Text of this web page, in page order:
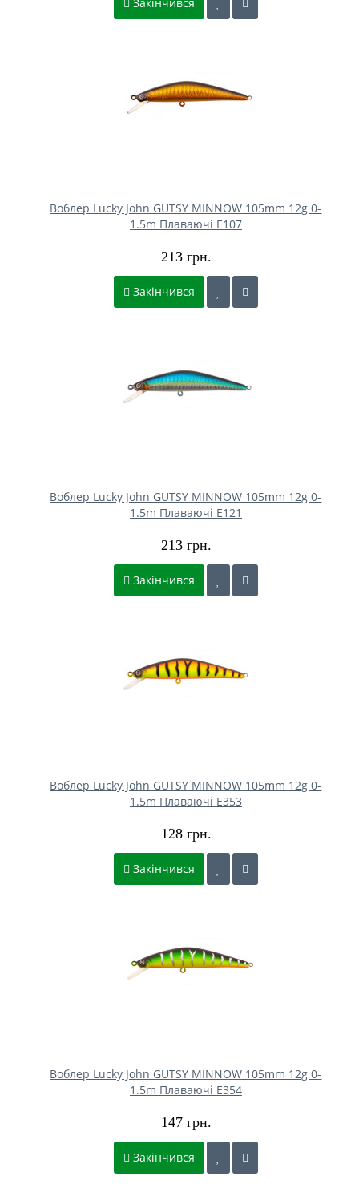
Воблер Lucky John GUTSY MINNOW 105mm 12g 0-
1.5m Плаваючі E107
213 грн.
Закінчився
Воблер Lucky John GUTSY MINNOW 105mm 12g 0-
1.5m Плаваючі E121
213 грн.
Закінчився
Воблер Lucky John GUTSY MINNOW 105mm 12g 0-
1.5m Плаваючі E353
128 грн.
Закінчився
Воблер Lucky John GUTSY MINNOW 105mm 12g 0-
1.5m Плаваючі E354
147 грн.
Закінчився